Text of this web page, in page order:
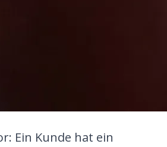
Ein Kunde hat ein